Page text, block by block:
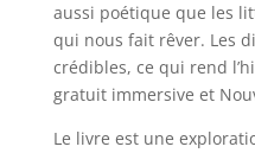
aussi poétique que les
qui nous fait rêver. Les
crédibles, ce qui rend
gratuit immersive et
Le livre est une